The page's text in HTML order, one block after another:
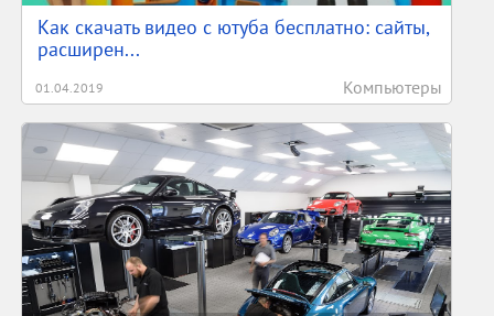
Как скачать видео с ютуба бесплатно: сайты,
расширен...
01.04.2019 Компьютеры